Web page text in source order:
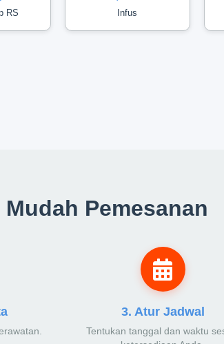
RS Infus
Pemesanan
3. Atur Jadwal
Tentukan tanggal dan waktu